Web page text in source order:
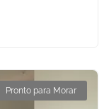
Pronto para Morar